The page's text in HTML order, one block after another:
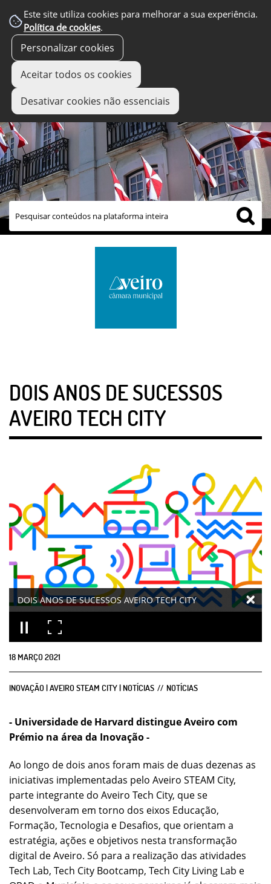
Este site utiliza cookies para melhorar a sua experiência.
Política de cookies.
Personalizar cookies
Aceitar todos os cookies
Desativar cookies não essenciais
links úteis
DOIS ANOS DE SUCESSOS
AVEIRO TECH CITY
DOIS ANOS DE SUCESSOS AVEIRO TECH CITY
18 MARÇO2021
INOVAÇÃO | AVEIRO STEAM CITY | NOTÍCIAS NOTÍCIAS
- Universidade de Harvard distingue Aveiro com
Prémio na área da Inovação -
Ao longo de dois anos foram mais de duas dezenas as
iniciativas implementadas pelo Aveiro STEAM City,
parte integrante do Aveiro Tech City, que se
desenvolveram em torno dos eixos Educação,
Formação, Tecnologia e Desafios, que orientam a
estratégia, ações e objetivos nesta transformação
digital de Aveiro. Só para a realização das atividades
Tech Lab, Tech City Bootcamp, Tech City Living Lab e